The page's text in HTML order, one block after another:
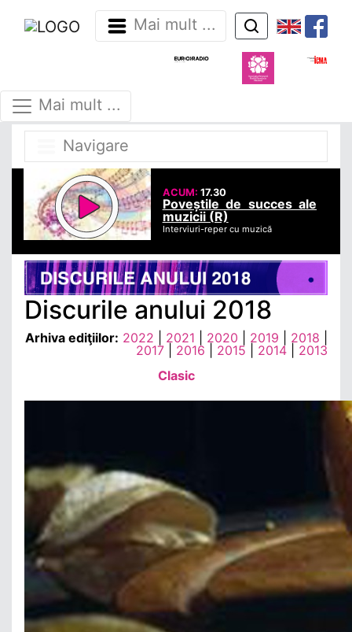
Mai mult ...
Mai mult ...
Navigare
ACUM: 17.30
Poveștile de succes ale
muzicii (R)
Interviuri-reper cu muzică
Discurile anului 2018
Arhiva ediţiilor: 2022 2021 2020 2019 2018
2017
2016 2015 2014
2013
Clasic